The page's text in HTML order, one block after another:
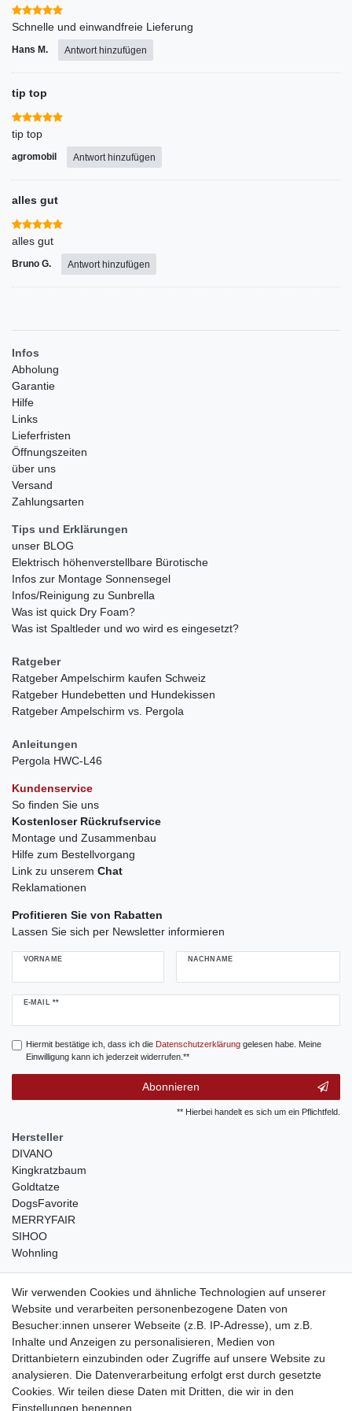
Schnelle und einwandfreie Lieferung
Hans M. Antwort hinzufügen
tip top
tip top
agromobil Antwort hinzufügen
alles gut
alles gut
Bruno G. Antwort hinzufügen
Infos
Abholung
Garantie
Hilfe
Links
Lieferfristen
Öffnungszeiten
über uns
Versand
Zahlungsarten
Tips und Erklärungen
unser BLOG
Elektrisch höhenverstellbare Bürotische
Infos zur Montage Sonnensegel
Infos/Reinigung zu Sunbrella
Was ist quick Dry Foam?
Was ist Spaltleder und wo wird es eingesetzt?
Ratgeber
Ratgeber Ampelschirm kaufen Schweiz
Ratgeber Hundebetten und Hundekissen
Ratgeber Ampelschirm vs. Pergola
Anleitungen
Pergola HWC-L46
Kundenservice
So finden Sie uns
Kostenloser Rückrufservice
Montage und Zusammenbau
Hilfe zum Bestellvorgang
Link zu unserem Chat
Reklamationen
Profitieren Sie von Rabatten
Lassen Sie sich per Newsletter informieren
VORNAME NACHNAME
E-MAIL **
Newsletter
Hiermit bestätige ich, dass ich die Daten­schutz­erklärunggelesen habe. Meine
Einwilligung kann ich jederzeit widerrufen.**
Abonnieren
** Hierbei handelt es sich um ein Pflichtfeld.
Hersteller
DIVANO
Kingkratzbaum
Goldtatze
DogsFavorite
MERRYFAIR
SIHOO
Wohnling
weitere Shops
traumlampen- Lampen und Kronleuchter
kinderwagencenter- Exklusive und günstige Kinderwagen
gastrogeraete24- alles für Gastronomie und Imbiss
soziale Medien
Facebook
Wir verwenden Cookies und ähnliche Technologien auf unserer
Website und verarbeiten personenbezogene Daten von
Besucher:innen unserer Webseite (z.B. IP-Adresse), um z.B.
Inhalte und Anzeigen zu personalisieren, Medien von
Drittanbietern einzubinden oder Zugriffe auf unsere Website zu
analysieren. Die Datenverarbeitung erfolgt erst durch gesetzte
Cookies. Wir teilen diese Daten mit Dritten, die wir in den
Einstellungen benennen.